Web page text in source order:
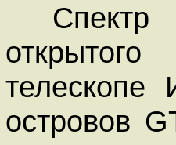
телескопе
островов